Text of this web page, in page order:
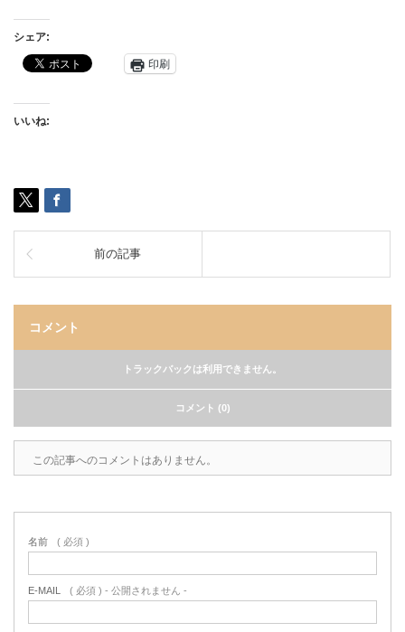
シェア:
印刷
いいね:
前の記事
コメント
トラックバックは利用できません。
コメント (0)
この記事へのコメントはありません。
名前 ( 必須 )
E-MAIL ( 必須 ) - 公開されません -